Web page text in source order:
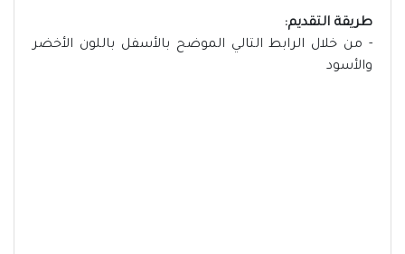
طريقة التقديم:
- من خلال الرابط التالي الموضح بالأسفل باللون الأخضر
والأسود